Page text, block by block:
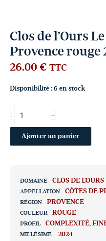
Clos de l’Ours
Provence rouge
26.00 € TTC
Disponibilité : 6 en stock
- +
Ajouter au panier
DOMAINE CLOS DE L’OURS
APPELLATION CÔTES DE
RÉGION PROVENCE
COULEUR ROUGE
PROFIL COMPLEXITÉ,
MILLÉSIME 2024